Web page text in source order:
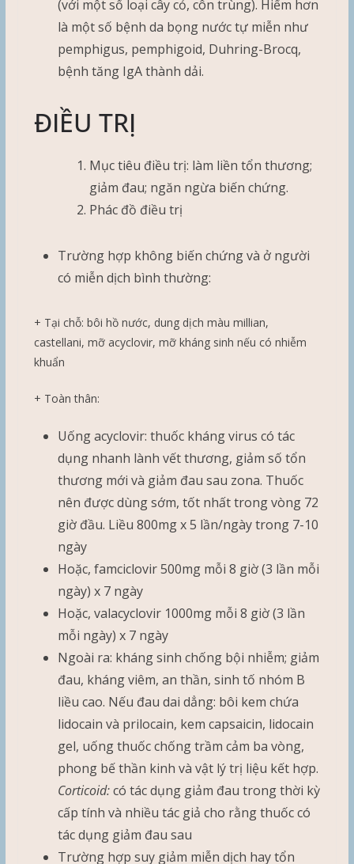
(với một số loại cây cỏ, côn trùng). Hiếm hơn
là một số bệnh da bọng nước tự miễn như
pemphigus, pemphigoid, Duhring-Brocq,
bệnh tăng IgA thành dải.
ĐIỀU TRỊ
Mục tiêu điều trị: làm liền tổn thương;
giảm đau; ngăn ngừa biến chứng.
Phác đồ điều trị
Trường hợp không biến chứng và ở người
có miễn dịch bình thường:
+ Tại chỗ: bôi hồ nước, dung dịch màu millian,
castellani, mỡ acyclovir, mỡ kháng sinh nếu có nhiễm
khuẩn
+ Toàn thân:
Uống acyclovir: thuốc kháng virus có tác
dụng nhanh lành vết thương, giảm số tổn
thương mới và giảm đau sau zona. Thuốc
nên được dùng sớm, tốt nhất trong vòng 72
giờ đầu. Liều 800mg x 5 lần/ngày trong 7-10
ngày
Hoặc, famciclovir 500mg mỗi 8 giờ (3 lần mỗi
ngày) x 7 ngày
Hoặc, valacyclovir 1000mg mỗi 8 giờ (3 lần
mỗi ngày) x 7 ngày
Ngoài ra: kháng sinh chống bội nhiễm; giảm
đau, kháng viêm, an thần, sinh tố nhóm B
liều cao. Nếu đau dai dẳng: bôi kem chứa
lidocain và prilocain, kem capsaicin, lidocain
gel, uống thuốc chống trầm cảm ba vòng,
phong bế thần kinh và vật lý trị liệu kết hợp.
Corticoid:có tác dụng giảm đau trong thời kỳ
cấp tính và nhiều tác giả cho rằng thuốc có
tác dụng giảm đau sau
Trường hợp suy giảm miễn dịch hay tổn